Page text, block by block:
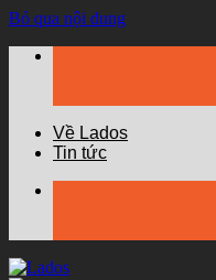
Bỏ qua nội dung
Về Lados
Tin tức